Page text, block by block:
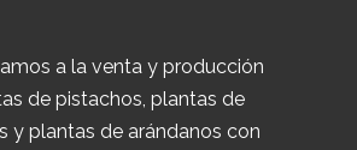
a la venta y producción
de pistachos, plantas de
y plantas de arándanos con